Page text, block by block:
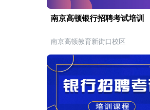
南京高顿银行招聘考试培训
南京高顿教育新街口校区